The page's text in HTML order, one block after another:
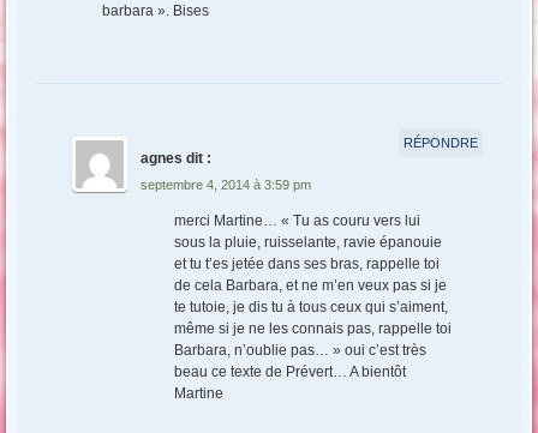
barbara ». Bises
agnes dit :
septembre 4, 2014 à 3:59 pm
merci Martine… « Tu as couru vers lui
sous la pluie, ruisselante, ravie épanouie
et tu t’es jetée dans ses bras, rappelle toi
de cela Barbara, et ne m’en veux pas si je
te tutoie, je dis tu à tous ceux qui s’aiment,
même si je ne les connais pas, rappelle toi
Barbara, n’oublie pas… » oui c’est très
beau ce texte de Prévert… A bientôt
Martine
RÉPONDRE